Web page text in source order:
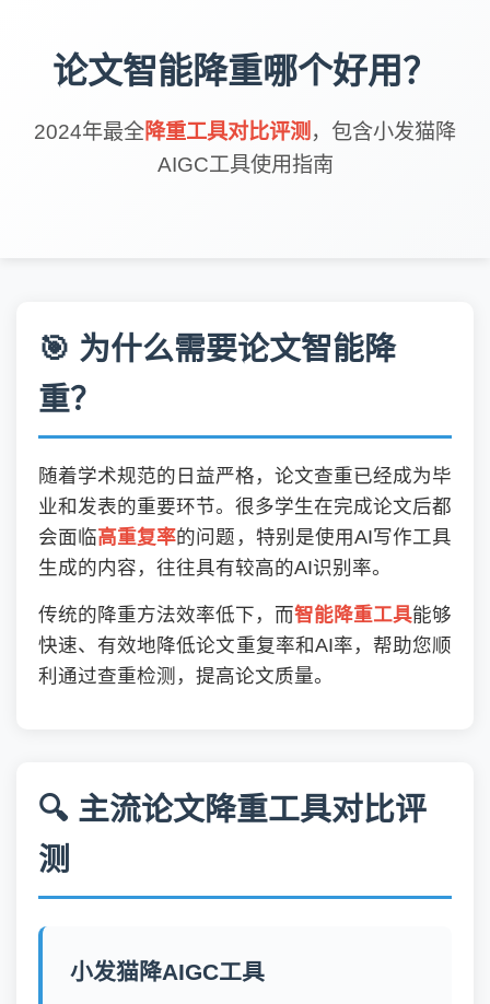
论文智能降重哪个好用？
2024年最全降重工具对比评测 ，包含小发猫降
AIGC工具使用指南
🎯 为什么需要论文智能降
重？
随着学术规范的日益严格，论文查重已经成为毕
业和发表的重要环节。很多学生在完成论文后都
会面临高重复率的问题，特别是使用AI写作工具
生成的内容，往往具有较高的AI识别率。
传统的降重方法效率低下，而智能降重工具能够
快速、有效地降低论文重复率和AI率，帮助您顺
利通过查重检测，提高论文质量。
🔍 主流论文降重工具对比评
测
小发猫降AIGC工具